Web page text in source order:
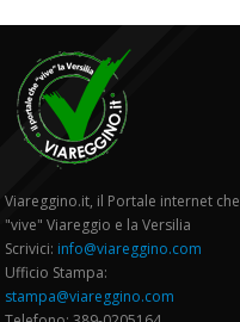
Viareggino.it, il Portale internet che
"vive" Viareggio e la Versilia
Scrivici: info@viareggino.com
Ufficio Stampa:
stampa@viareggino.com